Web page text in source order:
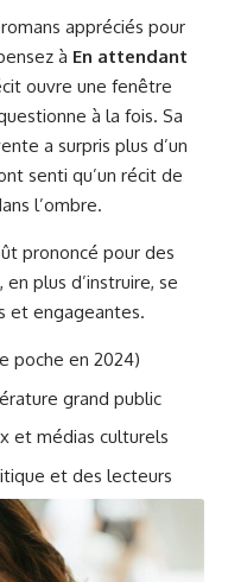
appréciés pour
à En attendant
ouvre une fenêtre
à la fois. Sa
a surpris plus d’un
senti qu’un récit de
l’ombre.
prononcé pour des
plus d’instruire, se
et engageantes.
poche en 2024)
grand public
et médias culturels
et des lecteurs